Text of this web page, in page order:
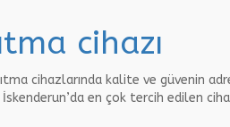
cihazı
cihazlarında kalite ve güvenin
en çok tercih edilen